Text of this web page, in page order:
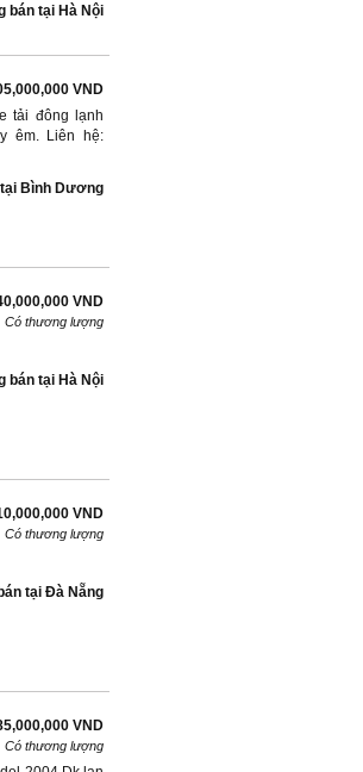
bán tại Hà Nội
VND
tải đông lạnh
êm. Liên hệ:
tại Bình Dương
VND
Có thương lượng
bán tại Hà Nội
VND
Có thương lượng
tại Ðà Nẵng
VND
Có thương lượng